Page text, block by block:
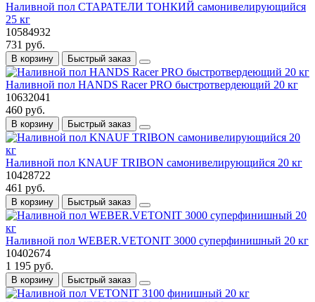
Наливной пол СТАРАТЕЛИ ТОНКИЙ самонивелирующийся
25 кг
10584932
731 руб.
В корзину Быстрый заказ
Наливной пол HANDS Racer PRO быстротвердеющий 20 кг
10632041
460 руб.
В корзину Быстрый заказ
Наливной пол KNAUF TRIBON самонивелирующийся 20 кг
10428722
461 руб.
В корзину Быстрый заказ
Наливной пол WEBER.VETONIT 3000 суперфинишный 20 кг
10402674
1 195 руб.
В корзину Быстрый заказ